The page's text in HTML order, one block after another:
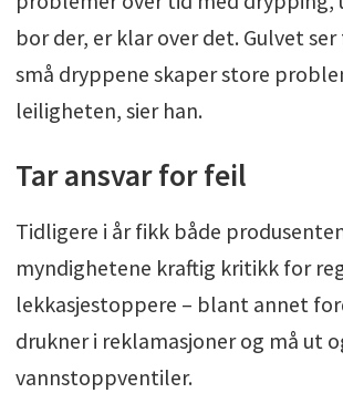
bor der, er klar over det. Gulvet
små dryppene skaper store
leiligheten, sier han.
Tar ansvar for feil
Tidligere i år fikk både
myndighetene kraftig kritikk for
lekkasjestoppere – blant annet
drukner i reklamasjoner og må ut
vannstoppventiler.